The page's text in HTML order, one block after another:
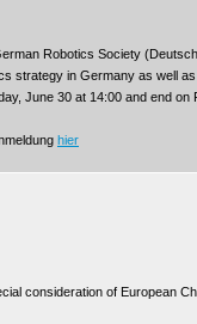
Robotics Society
strategy in Germany as well
June 30 at 14:00 and end on
hier
consideration of European